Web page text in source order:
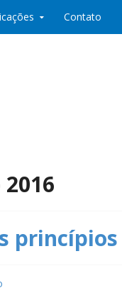
Contato